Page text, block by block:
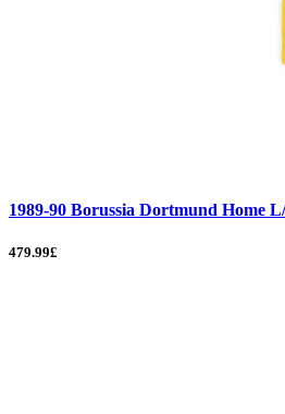
1989-90 Borussia Dortmund Home
479.99£